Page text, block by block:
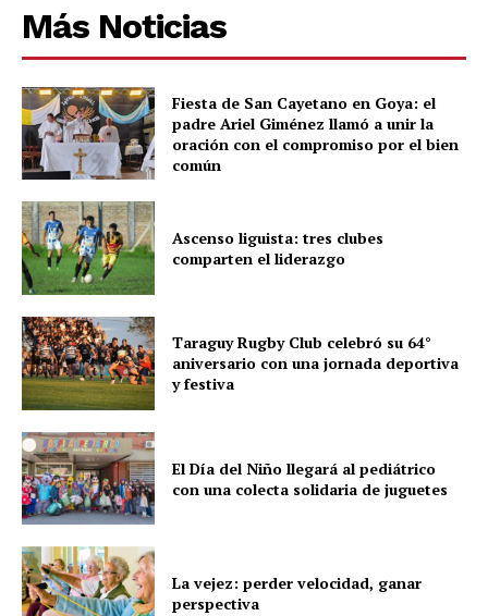
Más Noticias
Fiesta de San Cayetano en Goya: el
padre Ariel Giménez llamó a unir la
oración con el compromiso por el bien
común
Ascenso liguista: tres clubes
comparten el liderazgo
Taraguy Rugby Club celebró su 64°
aniversario con una jornada deportiva
y festiva
El Día del Niño llegará al pediátrico
con una colecta solidaria de juguetes
La vejez: perder velocidad, ganar
perspectiva